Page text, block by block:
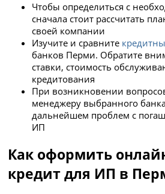
Чтобы определиться с
сначала стоит рассчитать
своей компании
Изучите и сравните
банков Перми. Обратите
ставки, стоимость
кредитования
При возникновении
менеджеру выбранного
дальнейшем проблем с
ИП
Как оформить
кредит для ИП в